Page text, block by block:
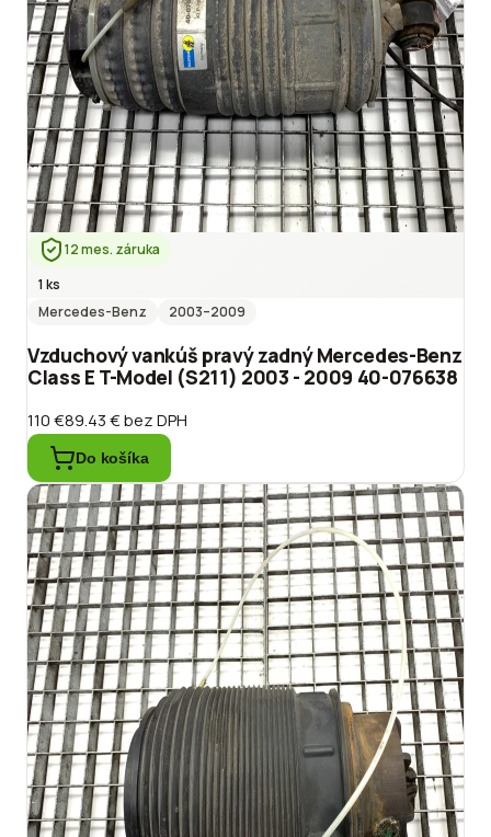
12 mes. záruka
1 ks
Mercedes-Benz
2003–2009
Vzduchový vankúš pravý zadný Mercedes-Benz
Class E T-Model (S211) 2003 - 2009 40-076638
110 €89.43 €bez DPH
Do košíka